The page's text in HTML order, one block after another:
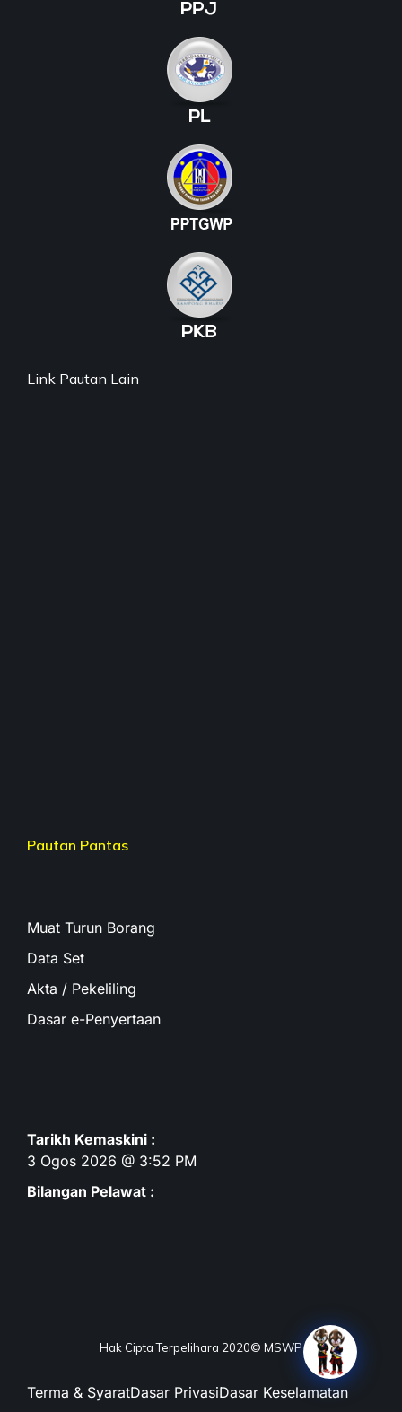
Link Pautan Lain
Pautan Pantas
Muat Turun Borang
Data Set
Akta / Pekeliling
Dasar e-Penyertaan
Tarikh Kemaskini :
3 Ogos 2026 @ 3:52 PM
Bilangan Pelawat :
Hak Cipta Terpelihara 2020© MSWP
Terma & SyaratDasar PrivasiDasar Keselamatan